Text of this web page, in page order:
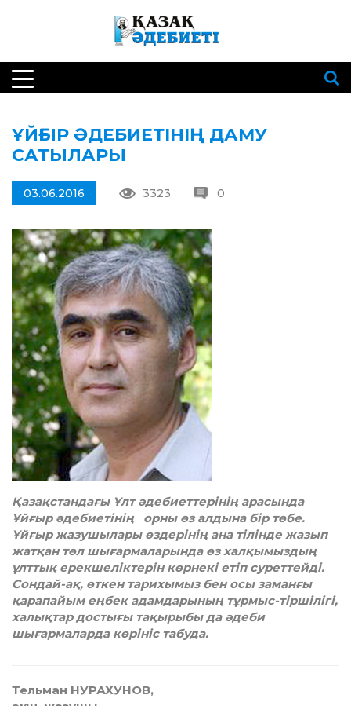
ҰЙҒЫР ӘДЕБИЕТІНІҢ ДАМУ
САТЫЛАРЫ
03.06.2016 3323 0
Қазақстандағы Ұлт әдебиеттерінің арасында
Ұйғыр әдебиетінің орны өз алдына бір төбе.
Ұйғыр жазушылары өздерінің ана тілінде жазып
жатқан төл шығармаларында өз халқымыздың
ұлттық ерекшеліктерін көрнекі етіп суреттейді.
Сондай-ақ, өткен тарихымыз бен осы заманғы
қарапайым еңбек адамдарының тұрмыс-тіршілігі,
халықтар достығы тақырыбы да әдеби
шығармаларда көрініс табуда.
Тельман НУРАХУНОВ,